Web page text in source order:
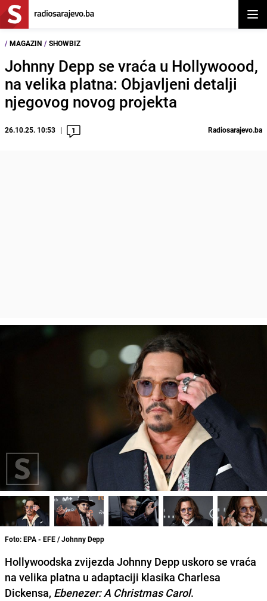
/ MAGAZIN / SHOWBIZ
Johnny Depp se vraća u Hollywoood,
na velika platna: Objavljeni detalji
njegovog novog projekta
26.10.25. 10:53 1 Radiosarajevo.ba
Foto: EPA - EFE / Johnny Depp
Hollywoodska zvijezda Johnny Depp uskoro se vraća
na velika platna u adaptaciji klasika Charlesa
Dickensa, Ebenezer: A Christmas Carol.